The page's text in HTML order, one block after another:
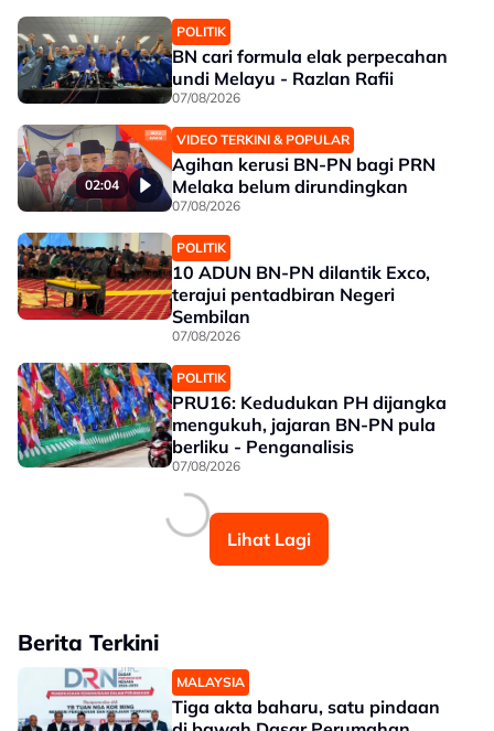
POLITIK
BN cari formula elak perpecahan
undi Melayu - Razlan Rafii
07/08/2026
02:04
VIDEO TERKINI & POPULAR
Agihan kerusi BN-PN bagi PRN
Melaka belum dirundingkan
07/08/2026
POLITIK
10 ADUN BN-PN dilantik Exco,
terajui pentadbiran Negeri
Sembilan
07/08/2026
POLITIK
PRU16: Kedudukan PH dijangka
mengukuh, jajaran BN-PN pula
berliku - Penganalisis
07/08/2026
Lihat Lagi
Berita Terkini
MALAYSIA
Tiga akta baharu, satu pindaan